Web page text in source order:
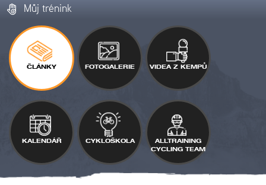
Můj trénink
ČLÁNKY FOTOGALERIE VIDEA Z KEMPŮ
KALENDÁŘ CYKLOŠKOLA
ALLTRAINING
CYCLING TEAM